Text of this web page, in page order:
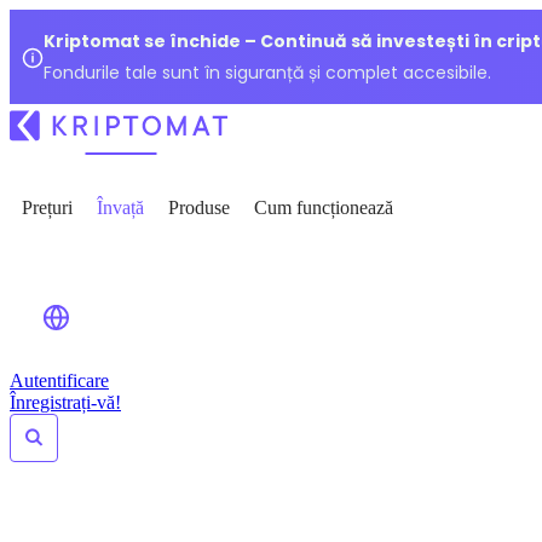
Kriptomat se închide – Continuă să investești în
Fondurile tale sunt în siguranță și complet accesibile.
Prețuri Învață Produse Cum funcționează
Autentificare
Înregistrați-vă!